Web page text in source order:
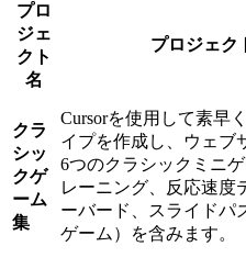
プロ
ジェ
クト
名
プロジェク
クラ
シッ
クゲ
ーム
集
Cursorを使用して素早
イプを作成し、ウェブ
6つのクラシックミニ
レーニング、反応速度
ーバード、スライドパ
ゲーム）を含みます。